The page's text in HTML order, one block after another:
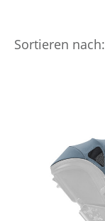
Sortieren nach: